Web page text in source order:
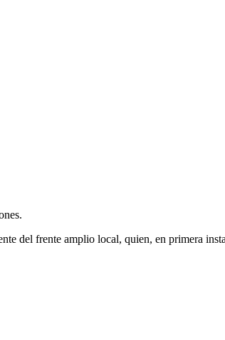
del frente amplio local, quien, en primera